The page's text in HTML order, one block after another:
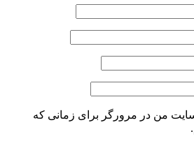
من در مرورگر برای زمانی که